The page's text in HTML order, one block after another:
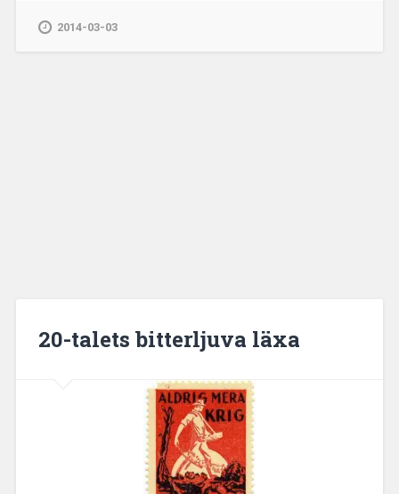
2014-03-03
20-talets bitterljuva läxa